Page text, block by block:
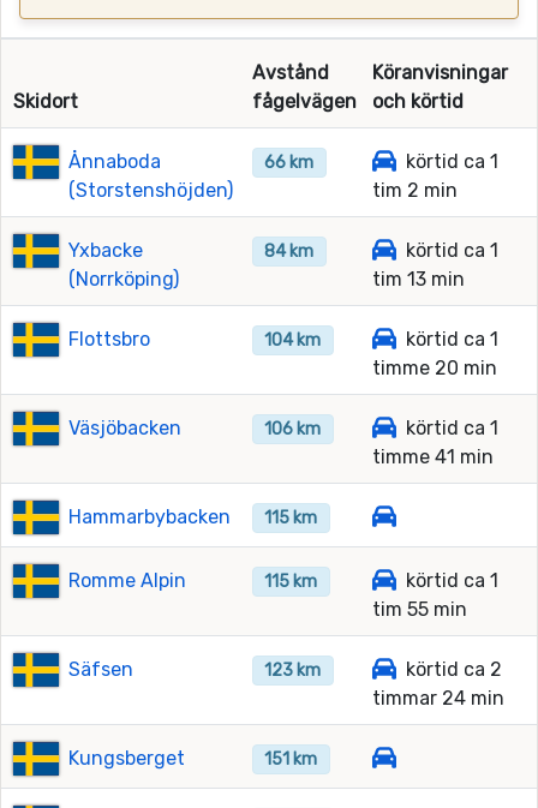
Skidort
Avstånd
fågelvägen
Köranvisningar
och körtid
Ånnaboda
(Storstenshöjden)
66 km
körtid ca 1
tim 2 min
Yxbacke
(Norrköping)
84 km
körtid ca 1
tim 13 min
Flottsbro 104 km
körtid ca 1
timme 20 min
Väsjöbacken 106 km
körtid ca 1
timme 41 min
Hammarbybacken 115 km
Romme Alpin 115 km
körtid ca 1
tim 55 min
Säfsen 123 km
körtid ca 2
timmar 24 min
Kungsberget 151 km